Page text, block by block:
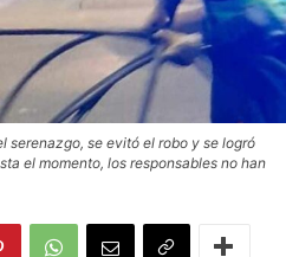
serenazgo, se evitó el robo y se logró
el momento, los responsables no han